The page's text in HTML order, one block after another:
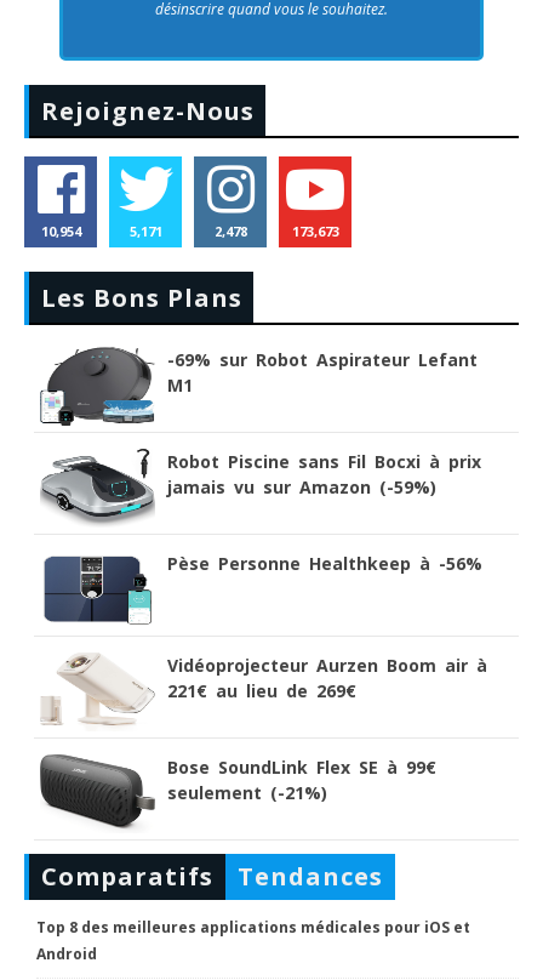
désinscrire quand vous le souhaitez.
Rejoignez-Nous
10,954 5,171 2,478 173,673
Les Bons Plans
-69% sur Robot Aspirateur Lefant
M1
Robot Piscine sans Fil Bocxi à prix
jamais vu sur Amazon (-59%)
Pèse Personne Healthkeep à -56%
Vidéoprojecteur Aurzen Boom air à
221€ au lieu de 269€
Bose SoundLink Flex SE à 99€
seulement (-21%)
Comparatifs Tendances
Top 8 des meilleures applications médicales pour iOS et
Android